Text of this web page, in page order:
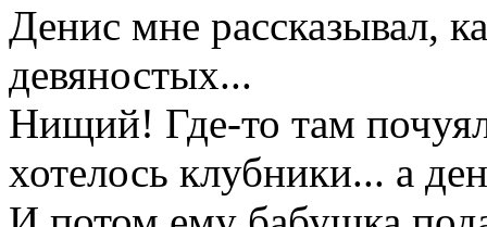
Денис мне рассказывал,
девяностых...
Нищий! Где-то там
хотелось клубники... а